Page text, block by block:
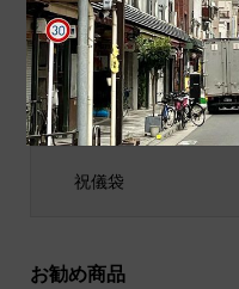
ポチ袋
和小物
祝儀袋
お勧め商品